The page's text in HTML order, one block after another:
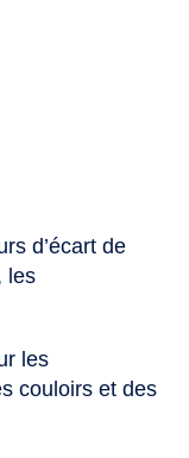
d’écart de
les
les
couloirs et des